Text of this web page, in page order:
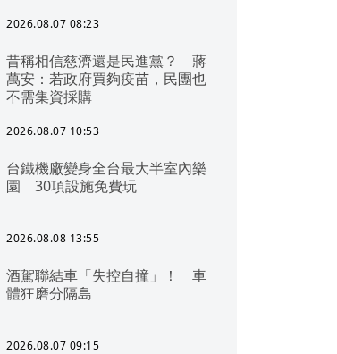
2026.08.07 08:23
昔稱相信慈濟還是民進黨？ 蔣
萬安：若政府買夠疫苗，民團也
不需集資採購
2026.08.07 10:53
台鐵機廠變身全台最大半室內樂
園 30項設施免費玩
2026.08.08 13:55
酒駕聯結車「失控自撞」！ 車
體狂磨分隔島
2026.08.07 09:15